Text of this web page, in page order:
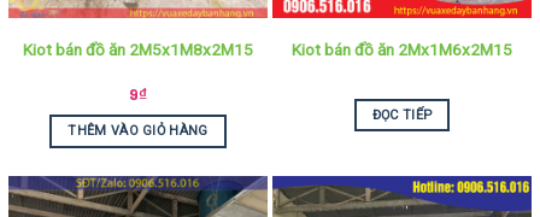
Kiot bán đồ ăn 2M5x1M8x2M15
9₫
THÊM VÀO GIỎ HÀNG
Kiot bán đồ ăn 2Mx1M6x2M15
ĐỌC TIẾP